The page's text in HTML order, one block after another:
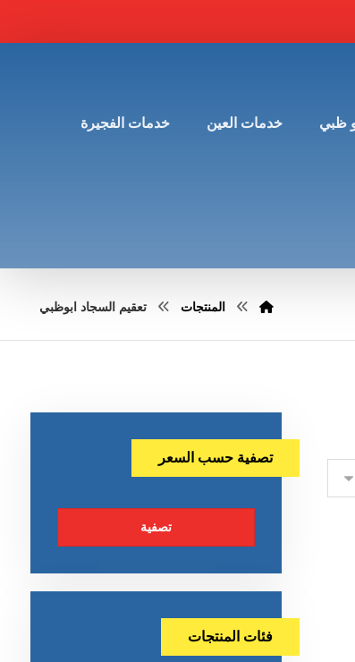
ظبي خدمات العين خدمات الفجيرة
المنتجات تعقيم السجاد ابوظبي
تصفية حسب السعر
تصفية
فئات المنتجات